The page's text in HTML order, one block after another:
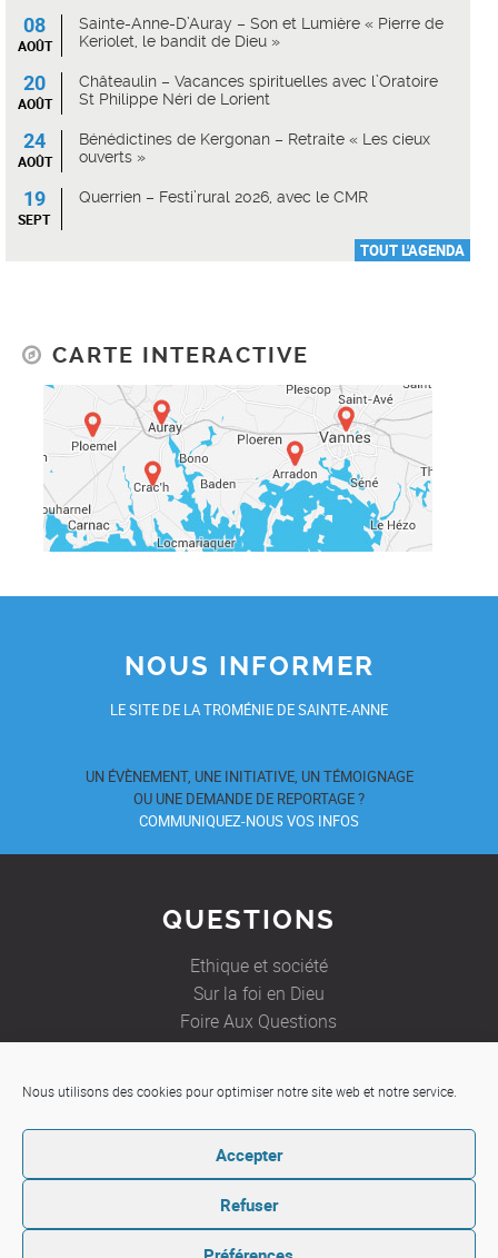
Nous utilisons des cookies pour optimiser notre site web et notre service.
Accepter
Refuser
08
AOÛT
Sainte-Anne-D’Auray – Son et Lumière « Pierre de
Keriolet, le bandit de Dieu »
20
AOÛT
Châteaulin – Vacances spirituelles avec l’Oratoire
St Philippe Néri de Lorient
24
AOÛT
Bénédictines de Kergonan – Retraite « Les cieux
ouverts »
19
SEPT
Querrien – Festi’rural 2026, avec le CMR
TOUT L'AGENDA
CARTE INTERACTIVE
NOUS INFORMER
LE SITE DE LA TROMÉNIE DE SAINTE-ANNE
UN ÉVÈNEMENT, UNE INITIATIVE, UN TÉMOIGNAGE
OU UNE DEMANDE DE REPORTAGE ?
COMMUNIQUEZ-NOUS VOS INFOS
QUESTIONS
Ethique et société
Sur la foi en Dieu
Foire Aux Questions
JE SOUHAITE
Etre aidé
Ecrire à un prêtre